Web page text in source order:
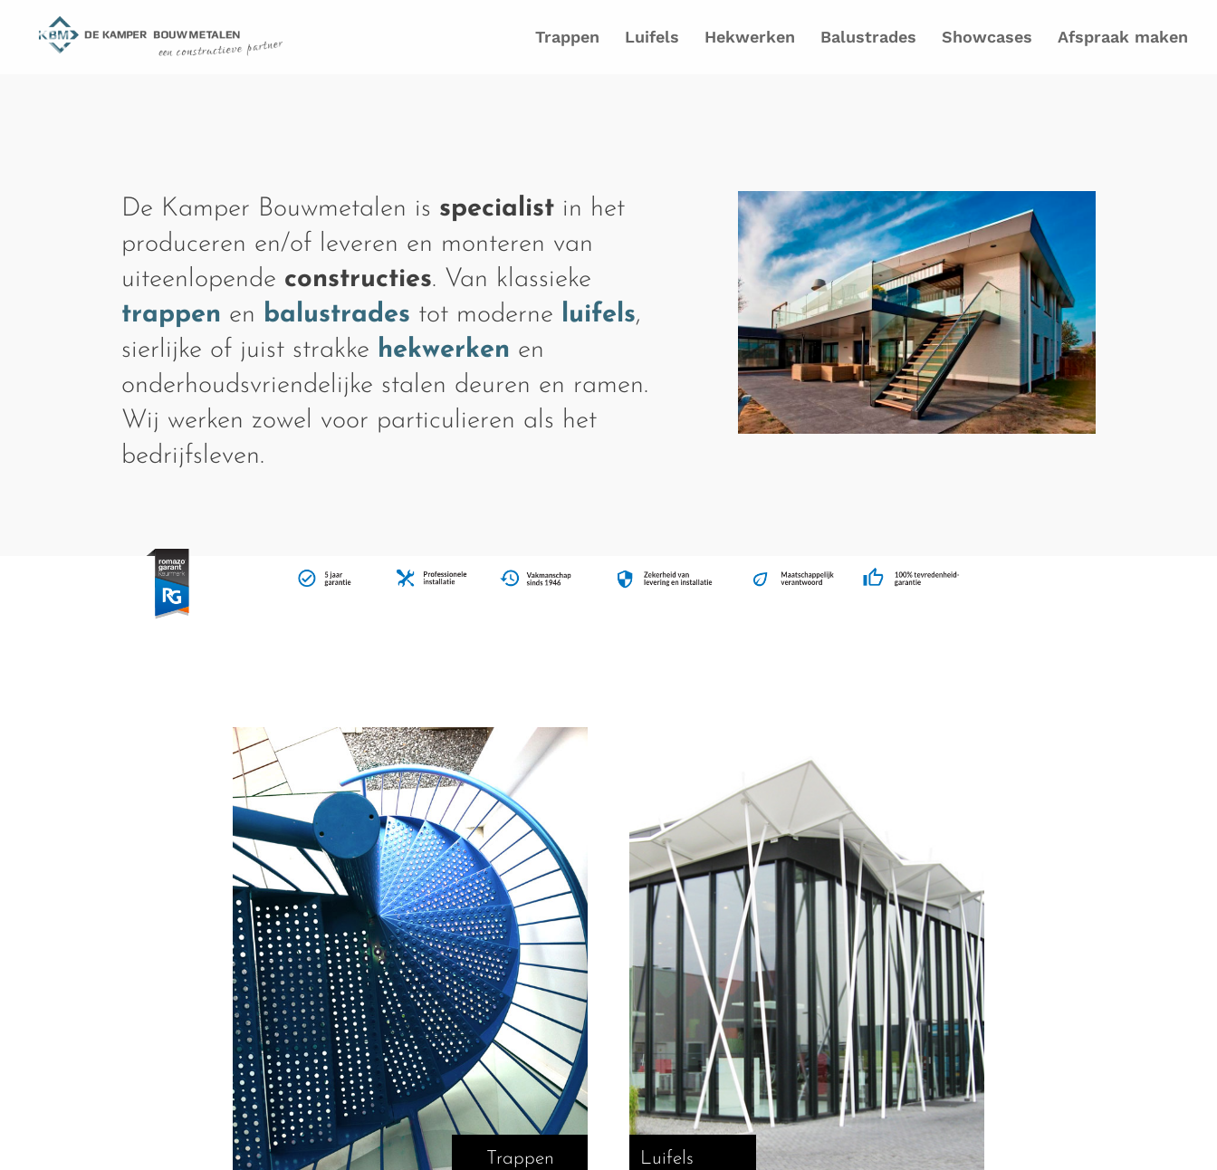
Trappen Luifels Hekwerken Balustrades Showcases Afspraak maken
De Kamper Bouwmetalen is specialist in het
produceren en/of leveren en monteren van
uiteenlopende constructies. Van klassieke
trappen en balustrades tot moderne luifels,
sierlijke of juist strakke hekwerken en
onderhoudsvriendelijke stalen deuren en ramen.
Wij werken zowel voor particulieren als het
bedrijfsleven.
Trappen Luifels